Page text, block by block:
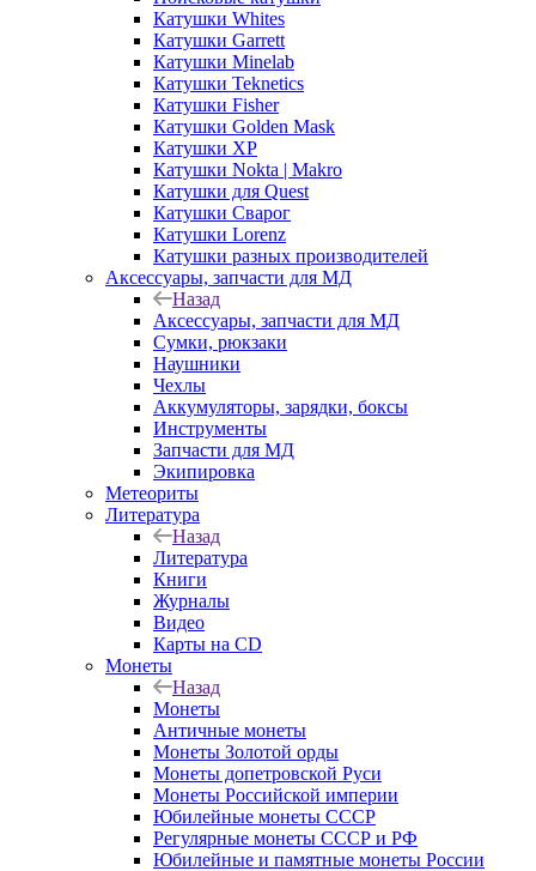
Катушки Whites
Катушки Garrett
Катушки Minelab
Катушки Teknetics
Катушки Fisher
Катушки Golden Mask
Катушки XP
Катушки Nokta | Makro
Катушки для Quest
Катушки Сварог
Катушки Lorenz
Катушки разных производителей
Аксессуары, запчасти для МД
Назад
Аксессуары, запчасти для МД
Сумки, рюкзаки
Наушники
Чехлы
Аккумуляторы, зарядки, боксы
Инструменты
Запчасти для МД
Экипировка
Метеориты
Литература
Назад
Литература
Книги
Журналы
Видео
Карты на CD
Монеты
Назад
Монеты
Античные монеты
Монеты Золотой орды
Монеты допетровской Руси
Монеты Российской империи
Юбилейные монеты СССР
Регулярные монеты СССР и РФ
Юбилейные и памятные монеты России